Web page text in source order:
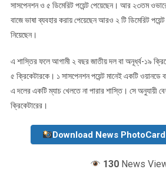
সাসপেনশন ও ৫ ডিমেরিট পয়েন্ট পেয়েছেন। আর ২৩তম
বাজে ভাষা ব্যবহার করায় পেয়েছেন আরও ২ টি ডিমেরিট
নিয়েছেন।
এ শাস্তির ফলে আগামী ২ বছর জাতীয় দল বা অনূর্ধ্ব-১৯
৫ ক্রিকেটারকে। ১ সাসপেনশন পয়েন্ট মানেই একটি ওয়ানডে বা
এ দলের একটি ম্যাচ খেলতে না পারার শাস্তি। সে অনুযায়ী
ক্রিকেটারের।
Download News
130 News